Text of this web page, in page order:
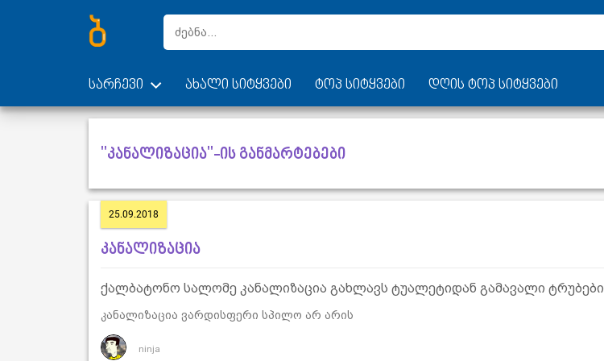
სარჩევი ახალი სიტყვები ტოპ სიტყვები დღის ტოპ სიტყვები
"კანალიზაცია"-ის განმარტებები
25.09.2018
კანალიზაცია
ქალბატონო სალომე კანალიზაცია გახლავს ტუალეტიდან გამავალი ტრუბები
კანალიზაცია ვარდისფერი სპილო არ არის
ninja